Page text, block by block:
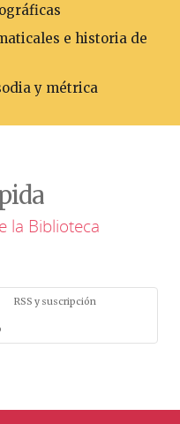
e historia de
y métrica
la Biblioteca
RSS y suscripción